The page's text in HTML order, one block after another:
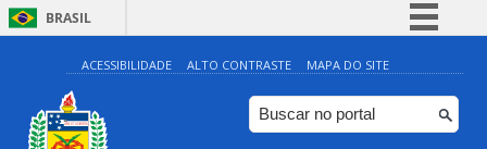
BRASIL
Simplifique!
Comunica BR
Participe
ACESSIBILIDADE ALTO CONTRASTE MAPA DO SITE